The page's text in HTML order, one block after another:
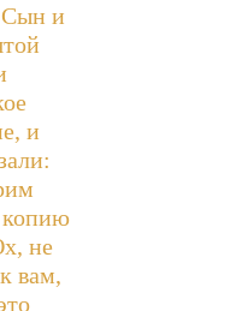
и
и
не
вам,